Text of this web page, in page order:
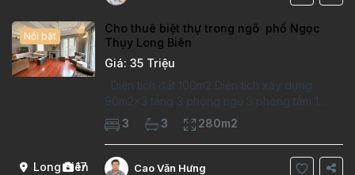
Long Biên
17
Nổi bật
Cho thuê biệt thự trong ngõ phố Ngọc
Thụy Long Biên
Giá: 35 Triệu
Diện tích đất 100m2 Diện tích xây dựng
90m2x3 tầng 3 phòng ngủ 3 phòng tắm 1
phòng làm việc Vị trí ý tưởng 10 phút đi bộ tới
trường việt pháp Ngôi nhà được thiết kế theo
kiểu phát cổ,trong khu dân
3 3 280m2
Cao Văn Hưng